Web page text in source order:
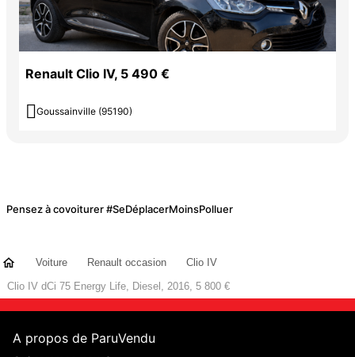
Renault Clio IV, 5 490 €
 Goussainville (95190)
Pensez à covoiturer #SeDéplacerMoinsPolluer
Voiture Renault occasion
Clio IV
Clio IV dCi 75 Energy Life, Diesel, 2016, 5 800 €
A propos de ParuVendu